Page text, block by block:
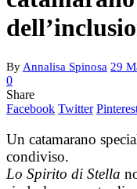
By Annalisa Spinosa 29
0
Share
Facebook Twitter
Un catamarano
condiviso.
Lo Spirito di Stella